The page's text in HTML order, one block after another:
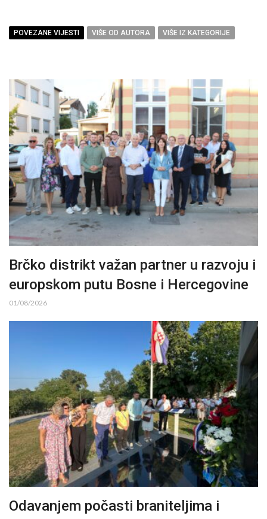
POVEZANE VIJESTI VIŠE OD AUTORA VIŠE IZ KATEGORIJE
Brčko distrikt važan partner u razvoju i
europskom putu Bosne i Hercegovine
01/08/2026
Odavanjem počasti braniteljima i